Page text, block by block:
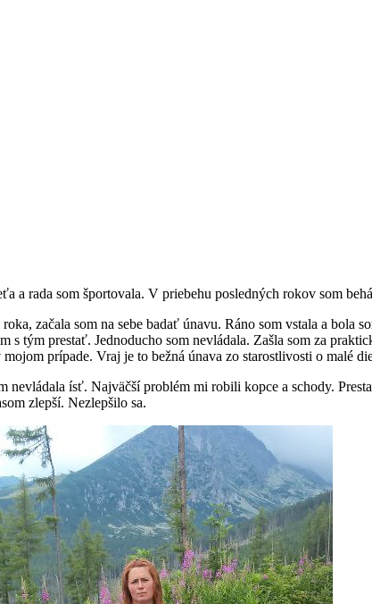
a rada som športovala. V priebehu posledných rokov som
začala som na sebe badať únavu. Ráno som vstala a bola
tým prestať. Jednoducho som nevládala. Zašla som za
prípade. Vraj je to bežná únava zo starostlivosti o malé
ísť. Najväčší problém mi robili kopce a schody.
zlepší. Nezlepšilo sa.